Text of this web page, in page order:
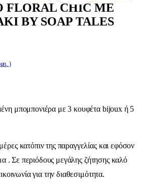
FLORAL CHIC ΜΕ
BY SOAP TALES
)
μπομπονιέρα με 3 κουφέτα bijoux ή 5
κατόπιν της παραγγελίας και εφόσον
. Σε περιόδους μεγάλης ζήτησης καλό
για την διαθεσιμότητα.